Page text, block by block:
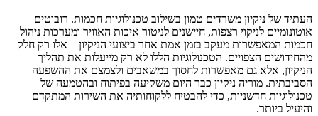
העתיד של ניקיון משרדים טמון בשילוב טכנולוגיות חכמות. רובוטים
אוטונומיים לניקוי רצפות, חיישנים לניטור איכות האוויר ומערכות ניהול
חכמות המאפשרות מעקב בזמן אמת אחר ביצועי הניקיון – אלו רק חלק
מהחידושים הצפויים. הטכנולוגיות הללו לא רק מייעלות את תהליך
הניקיון, אלא גם מאפשרות לחסוך במשאבים ולצמצם את ההשפעה
הסביבתית. מוריה ניקיון כבר היום משקיעה בפיתוח ובהטמעה של
טכנולוגיות חדשניות, כדי להבטיח ללקוחותיה את השירות המתקדם
והיעיל ביותר.